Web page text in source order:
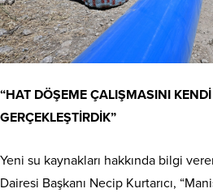
“HAT DÖŞEME ÇALIŞMASINI
GERÇEKLEŞTİRDİK”
Yeni su kaynakları hakkında bilgi
Dairesi Başkanı Necip Kurtarıcı,